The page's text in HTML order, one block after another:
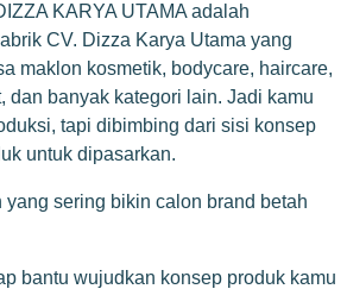
KARYA UTAMA adalah
CV. Dizza Karya Utama yang
maklon kosmetik, bodycare, haircare,
dan banyak kategori lain. Jadi kamu
tapi dibimbing dari sisi konsep
untuk dipasarkan.
sering bikin calon brand betah
bantu wujudkan konsep produk kamu